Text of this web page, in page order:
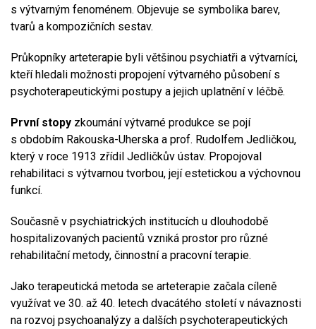
s výtvarným fenoménem. Objevuje se symbolika barev,
tvarů a kompozičních sestav.
Průkopníky arteterapie byli většinou psychiatři a výtvarníci,
kteří hledali možnosti propojení výtvarného působení s
psychoterapeutickými postupy a jejich uplatnění v léčbě.
První stopy zkoumání výtvarné produkce se pojí
s obdobím Rakouska-Uherska a prof. Rudolfem Jedličkou,
který v roce 1913 zřídil Jedličkův ústav. Propojoval
rehabilitaci s výtvarnou tvorbou, její estetickou a výchovnou
funkcí.
Současně v psychiatrických institucích u dlouhodobě
hospitalizovaných pacientů vzniká prostor pro různé
rehabilitační metody, činnostní a pracovní terapie.
Jako terapeutická metoda se arteterapie začala cíleně
využívat ve 30. až 40. letech dvacátého století v návaznosti
na rozvoj psychoanalýzy a dalších psychoterapeutických